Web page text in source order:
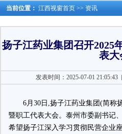
当前位置： 江西视窗首页 >> 资讯
扬子江药业集团召开2025
表大
发表时间：2025-07-01 21:05:43
6月30日,扬子江药业集团(简称
暨职工代表大会。泰州市委副书记
希望扬子江深入学习贯彻民营企业